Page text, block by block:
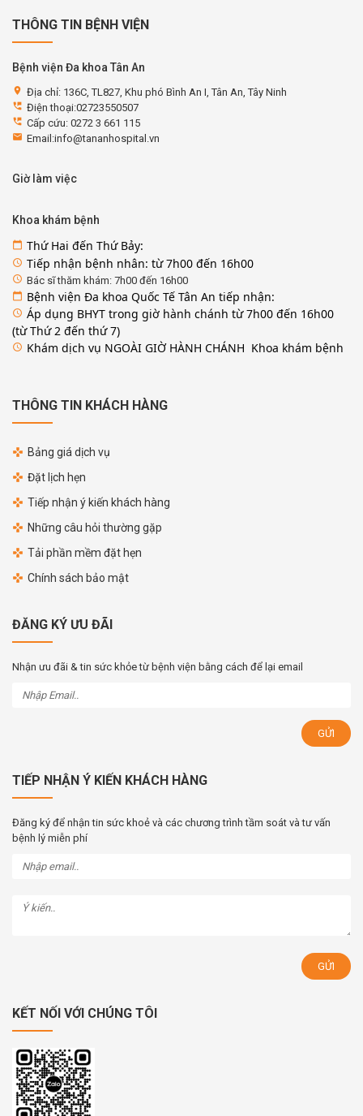
THÔNG TIN BỆNH VIỆN
Bệnh viện Đa khoa Tân An
location_on Địa chỉ: 136C, TL827, Khu phó Bình An I, Tân An, Tây Ninh
perm_phone_msg Điện thoại:02723550507
perm_phone_msg Cấp cứu: 0272 3 661 115
email Email:info@tananhospital.vn
Giờ làm việc
Khoa khám bệnh
calendar_today Thứ Hai đến Thứ Bảy:
access_time Tiếp nhận bệnh nhân: từ 7h00 đến 16h00
access_time Bác sĩ thăm khám: 7h00 đến 16h00
calendar_today Bệnh viện Đa khoa Quốc Tế Tân An tiếp nhận:
access_time Áp dụng BHYT trong giờ hành chánh từ 7h00 đến 16h00
(từ Thứ 2 đến thứ 7)
access_time Khám dịch vụ NGOÀI GIỜ HÀNH CHÁNH Khoa khám bệnh
THÔNG TIN KHÁCH HÀNG
Bảng giá dịch vụ
Đặt lịch hẹn
Tiếp nhận ý kiến khách hàng
Những câu hỏi thường gặp
Tải phần mềm đặt hẹn
Chính sách bảo mật
ĐĂNG KÝ ƯU ĐÃI
Nhận ưu đãi & tin sức khỏe từ bệnh viện bằng cách để lại email
TIẾP NHẬN Ý KIẾN KHÁCH HÀNG
Đăng ký để nhận tin sức khoẻ và các chương trình tầm soát và tư vấn
bệnh lý miễn phí
KẾT NỐI VỚI CHÚNG TÔI